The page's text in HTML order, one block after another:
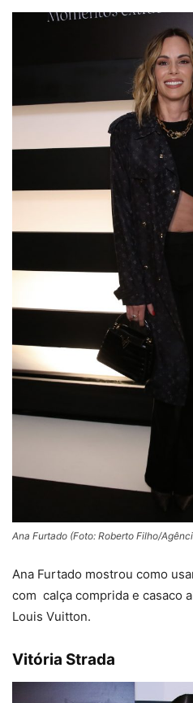
Ana Furtado (Foto: Roberto Filho/
Ana Furtado mostrou como
com calça comprida e casaco
Louis Vuitton.
Vitória Strada